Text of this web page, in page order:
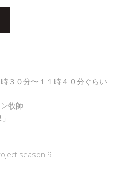
３０分〜１１時４０分ぐらい
牧師
season 9